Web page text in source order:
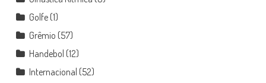
Golfe(1)
Grêmio (57)
Handebol (12)
Internacional (52)